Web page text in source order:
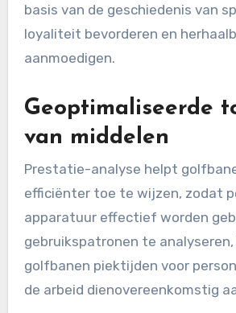
basis van de geschiedenis van
loyaliteit bevorderen en
aanmoedigen.
Geoptimaliseerde
van middelen
Prestatie-analyse helpt
efficiënter toe te wijzen, zodat
apparatuur effectief worden
gebruikspatronen te analyseren,
golfbanen piektijden voor
de arbeid dienovereenkomstig